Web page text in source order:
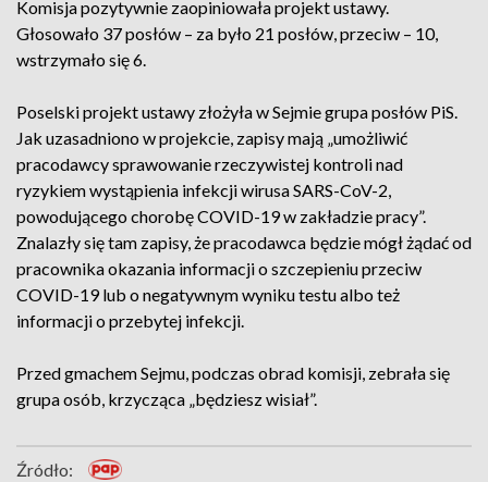
Komisja pozytywnie zaopiniowała projekt ustawy.
Głosowało 37 posłów – za było 21 posłów, przeciw – 10,
wstrzymało się 6.
Poselski projekt ustawy złożyła w Sejmie grupa posłów PiS.
Jak uzasadniono w projekcie, zapisy mają „umożliwić
pracodawcy sprawowanie rzeczywistej kontroli nad
ryzykiem wystąpienia infekcji wirusa SARS-CoV-2,
powodującego chorobę COVID-19 w zakładzie pracy”.
Znalazły się tam zapisy, że pracodawca będzie mógł żądać od
pracownika okazania informacji o szczepieniu przeciw
COVID-19 lub o negatywnym wyniku testu albo też
informacji o przebytej infekcji.
Przed gmachem Sejmu, podczas obrad komisji, zebrała się
grupa osób, krzycząca „będziesz wisiał”.
Źródło: